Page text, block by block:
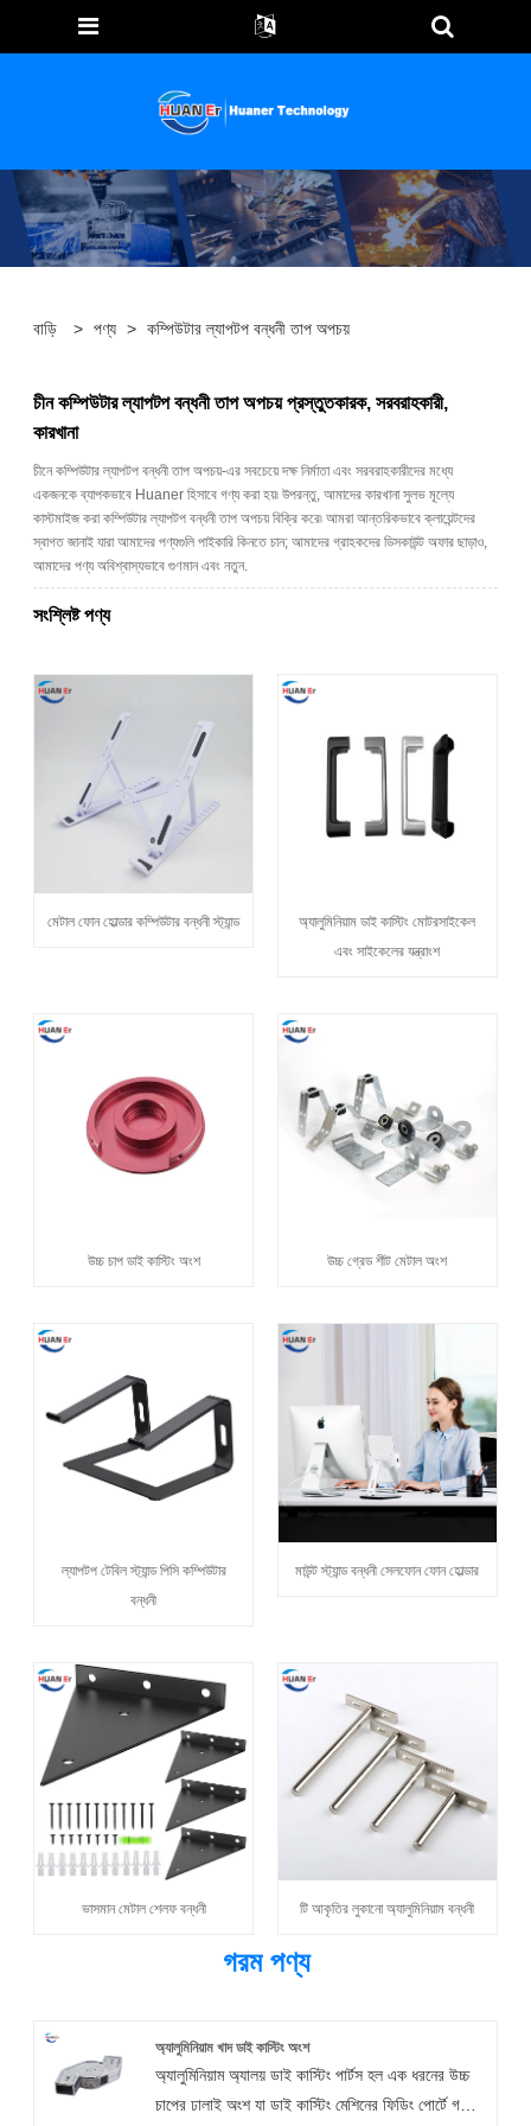
বাড়ি > পণ্য > কম্পিউটার ল্যাপটপ বন্ধনী তাপ অপচয়
চীন কম্পিউটার ল্যাপটপ বন্ধনী তাপ অপচয় প্রস্তুতকারক, সরবরাহকারী,
কারখানা
চীনে কম্পিউটার ল্যাপটপ বন্ধনী তাপ অপচয়-এর সবচেয়ে দক্ষ নির্মাতা এবং সরবরাহকারীদের মধ্যে
একজনকে ব্যাপকভাবে Huaner হিসাবে গণ্য করা হয়৷ উপরন্তু, আমাদের কারখানা সুলভ মূল্যে
কাস্টমাইজ করা কম্পিউটার ল্যাপটপ বন্ধনী তাপ অপচয় বিক্রি করে৷ আমরা আন্তরিকভাবে ক্লায়েন্টদের
স্বাগত জানাই যারা আমাদের পণ্যগুলি পাইকারি কিনতে চান; আমাদের গ্রাহকদের ডিসকাউন্ট অফার ছাড়াও,
আমাদের পণ্য অবিশ্বাস্যভাবে গুণমান এবং নতুন.
সংশ্লিষ্ট পণ্য
মেটাল ফোন হোল্ডার কম্পিউটার বন্ধনী স্ট্যান্ড
অ্যালুমিনিয়াম ডাই কাস্টিং মোটরসাইকেল
এবং সাইকেলের যন্ত্রাংশ
উচ্চ চাপ ডাই কাস্টিং অংশ উচ্চ গ্রেড শীট মেটাল অংশ
ল্যাপটপ টেবিল স্ট্যান্ড পিসি কম্পিউটার
বন্ধনী
মাউন্ট স্ট্যান্ড বন্ধনী সেলফোন ফোন হোল্ডার
ভাসমান মেটাল শেলফ বন্ধনী টি আকৃতির লুকানো অ্যালুমিনিয়াম বন্ধনী
গরম পণ্য
অ্যালুমিনিয়াম খাদ ডাই কাস্টিং অংশ
অ্যালুমিনিয়াম অ্যালয় ডাই কাস্টিং পার্টস হল এক ধরনের উচ্চ
চাপের ঢালাই অংশ যা ডাই কাস্টিং মেশিনের ফিডিং পোর্টে গলিত